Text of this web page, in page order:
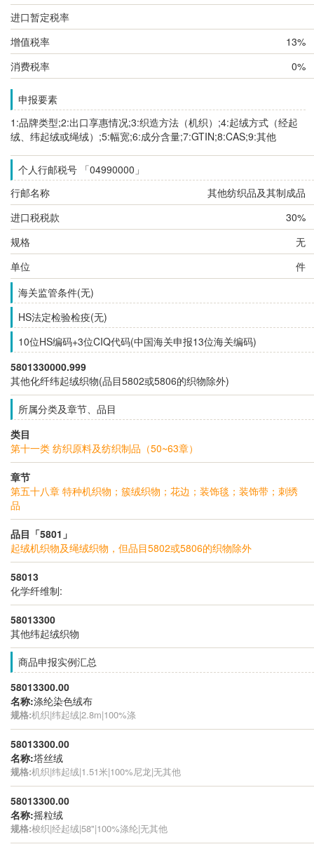
进口暂定税率
增值税率
13%
消费税率
0%
申报要素
1:品牌类型;2:出口享惠情况;3:织造方法（机织）;4:起绒方式（经起
绒、纬起绒或绳绒）;5:幅宽;6:成分含量;7:GTIN;8:CAS;9:其他
个人行邮税号 「04990000」
行邮名称
其他纺织品及其制成品
进口税税款
30%
规格
无
单位
件
海关监管条件(无)
HS法定检验检疫(无)
10位HS编码+3位CIQ代码(中国海关申报13位海关编码)
5801330000.999
其他化纤纬起绒织物(品目5802或5806的织物除外)
所属分类及章节、品目
类目
第十一类 纺织原料及纺织制品（50~63章）
章节
第五十八章 特种机织物；簇绒织物；花边；装饰毯；装饰带；刺绣
品
品目「5801」
起绒机织物及绳绒织物，但品目5802或5806的织物除外
58013
化学纤维制:
58013300
其他纬起绒织物
商品申报实例汇总
58013300.00
名称:涤纶染色绒布
规格:机织|纬起绒|2.8m|100%涤
58013300.00
名称:塔丝绒
规格:机织|纬起绒|1.51米|100%尼龙|无其他
58013300.00
名称:摇粒绒
规格:梭织|经起绒|58"|100%涤纶|无其他